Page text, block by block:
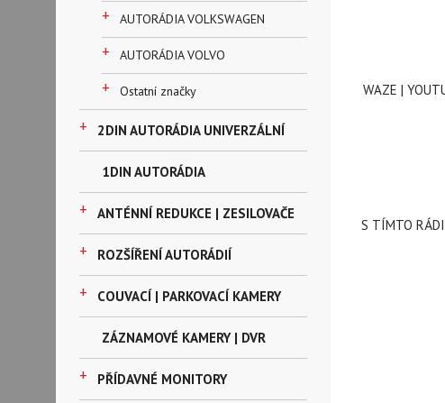
+ AUTORÁDIA VOLKSWAGEN
+ AUTORÁDIA VOLVO
+ Ostatní značky
+ 2DIN AUTORÁDIA UNIVERZÁLNÍ
1DIN AUTORÁDIA
+ ANTÉNNÍ REDUKCE | ZESILOVAČE
+ ROZŠÍŘENÍ AUTORÁDIÍ
+ COUVACÍ | PARKOVACÍ KAMERY
ZÁZNAMOVÉ KAMERY | DVR
+ PŘÍDAVNÉ MONITORY
WAZE |
S TÍMTO